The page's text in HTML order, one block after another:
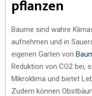
pflanzen
Bäume sind wahre
aufnehmen und in
eigenen Garten von
Reduktion von CO2 bei,
Mikroklima und bietet
Zudem können